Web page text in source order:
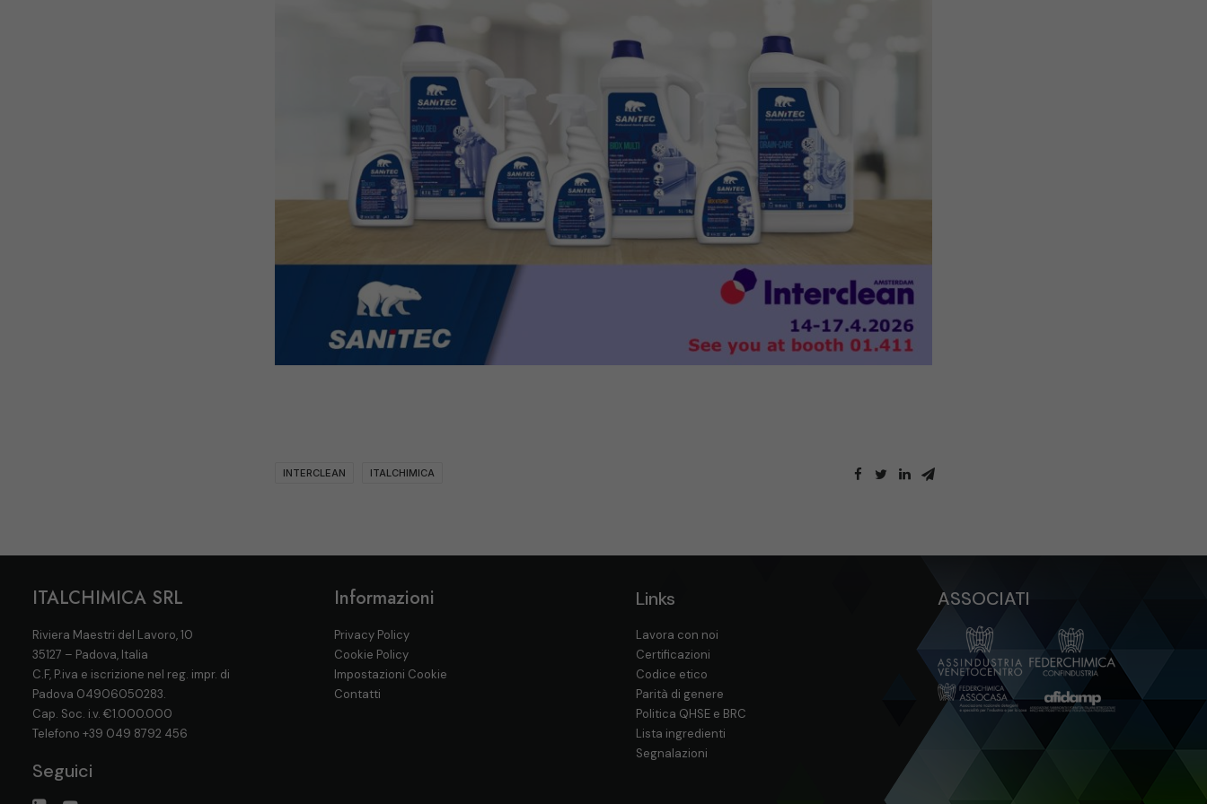
INTERCLEAN ITALCHIMICA
ITALCHIMICA SRL
Riviera Maestri del Lavoro, 10
35127 – Padova, Italia
C.F, P.iva e iscrizione nel reg. impr. di
Padova 04906050283.
Cap. Soc. i.v. €1.000.000
Telefono +39 049 8792 456
Seguici
Informazioni
Privacy Policy
Cookie Policy
Impostazioni Cookie
Contatti
Links
Lavora con noi
Certificazioni
Codice etico
Parità di genere
Politica QHSE e BRC
Lista ingredienti
Segnalazioni
ASSOCIATI